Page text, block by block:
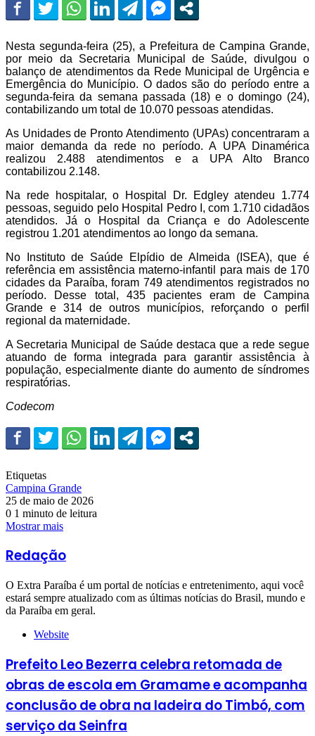
Nesta segunda-feira (25), a Prefeitura de Campina Grande,
por meio da Secretaria Municipal de Saúde, divulgou o
balanço de atendimentos da Rede Municipal de Urgência e
Emergência do Município. O dados são do período entre a
segunda-feira da semana passada (18) e o domingo (24),
contabilizando um total de 10.070 pessoas atendidas.
As Unidades de Pronto Atendimento (UPAs) concentraram a
maior demanda da rede no período. A UPA Dinamérica
realizou 2.488 atendimentos e a UPA Alto Branco
contabilizou 2.148.
Na rede hospitalar, o Hospital Dr. Edgley atendeu 1.774
pessoas, seguido pelo Hospital Pedro I, com 1.710 cidadãos
atendidos. Já o Hospital da Criança e do Adolescente
registrou 1.201 atendimentos ao longo da semana.
No Instituto de Saúde Elpídio de Almeida (ISEA), que é
referência em assistência materno-infantil para mais de 170
cidades da Paraíba, foram 749 atendimentos registrados no
período. Desse total, 435 pacientes eram de Campina
Grande e 314 de outros municípios, reforçando o perfil
regional da maternidade.
A Secretaria Municipal de Saúde destaca que a rede segue
atuando de forma integrada para garantir assistência à
população, especialmente diante do aumento de síndromes
respiratórias.
Codecom
Etiquetas
Campina Grande
25 de maio de 2026
0 1 minuto de leitura
Mostrar mais
Redação
O Extra Paraíba é um portal de notícias e entretenimento, aqui você
estará sempre atualizado com as últimas notícias do Brasil, mundo e
da Paraíba em geral.
Website
Prefeito Leo Bezerra celebra retomada de
obras de escola em Gramame e acompanha
conclusão de obra na ladeira do Timbó, com
serviço da Seinfra